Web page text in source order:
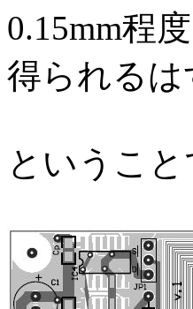
0.15mm程
得られるは
というこ